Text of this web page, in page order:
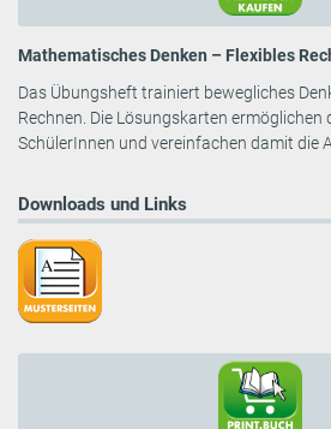
Mathematisches Denken – Flexibles
Das Übungsheft trainiert bewegliches
Rechnen. Die Lösungskarten ermöglichen
SchülerInnen und vereinfachen damit die
Downloads und Links